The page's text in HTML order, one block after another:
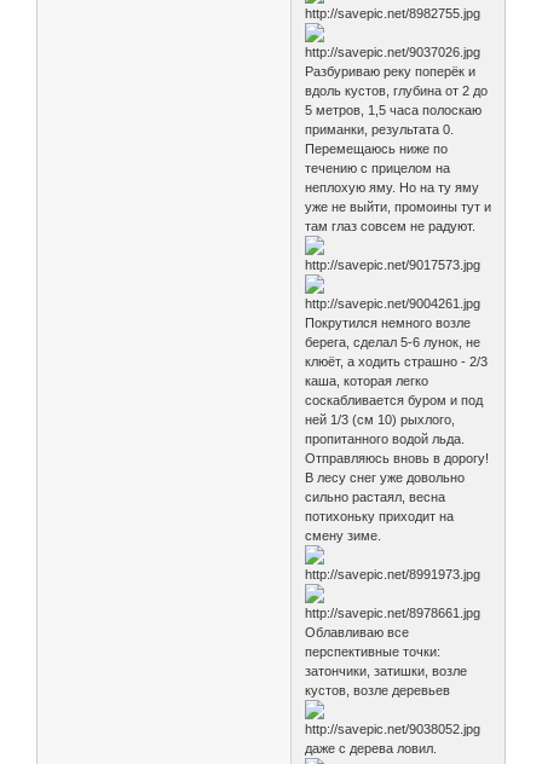
Разбуриваю реку поперёк и
вдоль кустов, глубина от 2 до
5 метров, 1,5 часа полоскаю
приманки, результата 0.
Перемещаюсь ниже по
течению с прицелом на
неплохую яму. Но на ту яму
уже не выйти, промоины тут и
там глаз совсем не радуют.
Покрутился немного возле
берега, сделал 5-6 лунок, не
клюёт, а ходить страшно - 2/3
каша, которая легко
соскабливается буром и под
ней 1/3 (см 10) рыхлого,
пропитанного водой льда.
Отправляюсь вновь в дорогу!
В лесу снег уже довольно
сильно растаял, весна
потихоньку приходит на
смену зиме.
Облавливаю все
перспективные точки:
затончики, затишки, возле
кустов, возле деревьев
даже с дерева ловил.